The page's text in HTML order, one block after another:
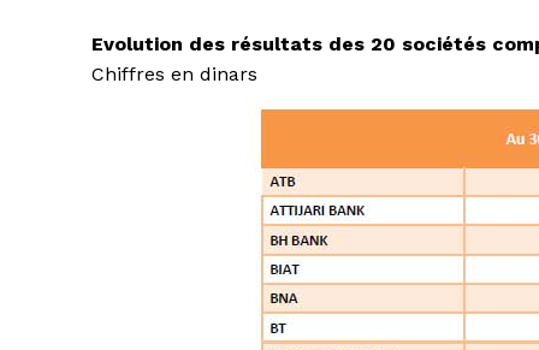
Evolution des résultats des 20 sociétés
Chiffres en dinars